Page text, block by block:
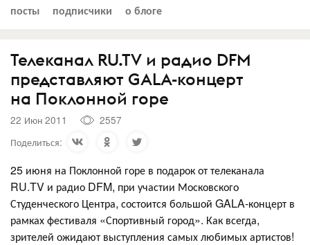
посты подписчики о блоге
Телеканал RU.TV и радио DFM
представляют GALA-концерт
на Поклонной горе
22 Июн 2011
2557
Поделиться:
25 июня на Поклонной горе в подарок от телеканала
RU.TV и радио DFM, при участии Московского
Студенческого Центра, состоится большой GALA-концерт в
рамках фестиваля «Спортивный город». Как всегда,
зрителей ожидают выступления самых любимых артистов!